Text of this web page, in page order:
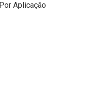
Por Aplicação